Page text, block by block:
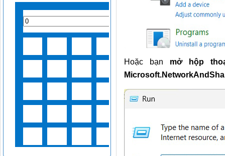
Hoặc bạn mở hộp